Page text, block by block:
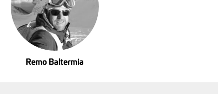
Remo Baltermia